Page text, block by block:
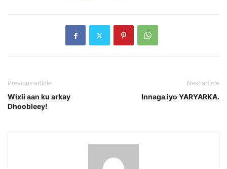
Previous article
Wixii aan ku arkay
Dhoobleey!
Next article
Innaga iyo YARYARKA.